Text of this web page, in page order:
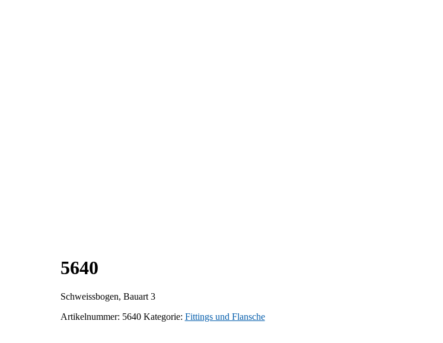
5640
Schweissbogen, Bauart 3
Artikelnummer: 5640 Kategorie: Fittings und Flansche